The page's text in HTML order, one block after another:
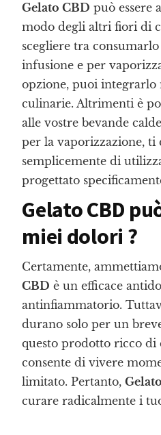
Gelato CBD può essere
modo degli altri fiori di
scegliere tra
infusione e per
opzione, puoi
culinarie. Altrimenti è
alle vostre bevande
per la vaporizzazione, ti
semplicemente di
progettato
Gelato CBD
miei dolori ?
Certamente,
CBD è un efficace
antinfiammatorio.
durano solo per un
questo prodotto ricco di
consente di vivere
limitato. Pertanto,
curare radicalmente i